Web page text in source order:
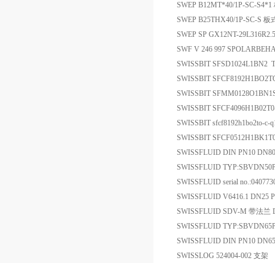
SWEP B12MT*40/1P-SC-
SWEP B25THX40/1P-SC-S 板
SWEP SP GX12NT-
SWF V 246 997
SWISSBIT SFSD1024L1BN2
SWISSBIT
SWISSBIT
SWISSBIT
SWISSBIT sfcf8192h1bo2to-c-
SWISSBIT
SWISSFLUID DIN PN10
SWISSFLUID
SWISSFLUID serial
SWISSFLUID V6416.1 DN25
SWISSFLUID SDV-M 带法兰
SWISSFLUID
SWISSFLUID DIN PN10
SWISSLOG 524004-002 支架